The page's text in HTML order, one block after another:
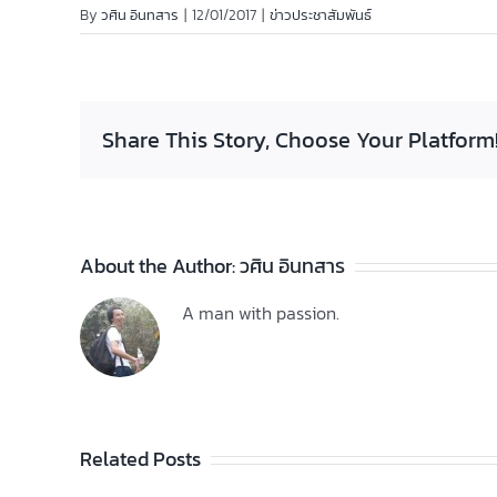
By วศิน อินทสาร | 12/01/2017 | ข่าวประชาสัมพันธ์
Share This Story, Choose Your
About the Author:วศิน อินทสาร
A man with passion.
Related Postsชื่อผู้สำเร็จการ
ศึกษาระดับ
ประกาศ